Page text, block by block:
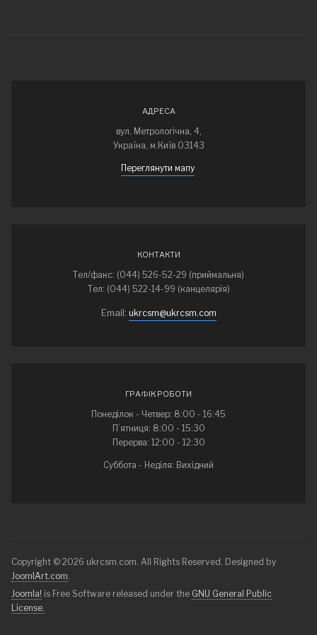
АДРЕСА
вул. Метрологічна, 4,
Україна, м.Київ 03143
Переглянути мапу
КОНТАКТИ
Тел/факс: (044) 526-52-29 (приймальня)
Тел: (044) 522-14-99 (канцелярія)
Email: ukrcsm@ukrcsm.com
ГРАФІК РОБОТИ
Понеділок - Четвер: 8:00 - 16:45
П’ятниця: 8:00 - 15:30
Перерва: 12:00 - 12:30
Суббота - Неділя: Вихідний
Copyright © 2026 ukrcsm.com. All Rights Reserved. Designed by
JoomlArt.com.
Joomla! is Free Software released under the GNU General Public
License.